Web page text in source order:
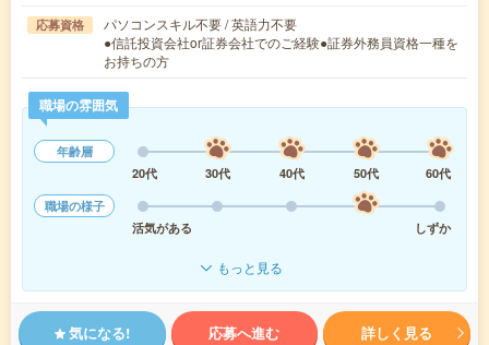
応募資格
パソコンスキル不要 / 英語力不要
●信託投資会社or証券会社でのご経験●証券外務員資格一種を
お持ちの方
職場の雰囲気
年齢層
20代
30代 40代 50代
60代
職場の様子
活気がある
しずか
もっと見る
気になる! 応募へ進む 詳しく見る